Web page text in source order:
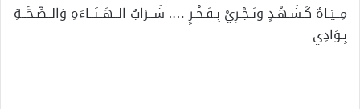
مِــيَـاهٌ كَـشَـهْـدٍ وتَـجْـرِيْ بِـفَـخْـرٍ …. شَــرَابُ الــهَــنَــاءَةِ وَالــصِّـحَّــةِ
بِـوَادِي